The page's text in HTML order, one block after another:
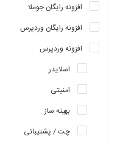
افزونه رایگان جوملا
افزونه رایگان وردپرس
افزونه وردپرس
اسلایدر
امنیتی
بهینه ساز
چت / پشتیبانی